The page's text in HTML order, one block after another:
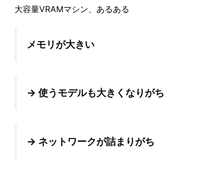
大容量VRAMマシン、あるある
メモリが大きい
→ 使うモデルも大きくなりがち
→ ネットワークが詰まりがち